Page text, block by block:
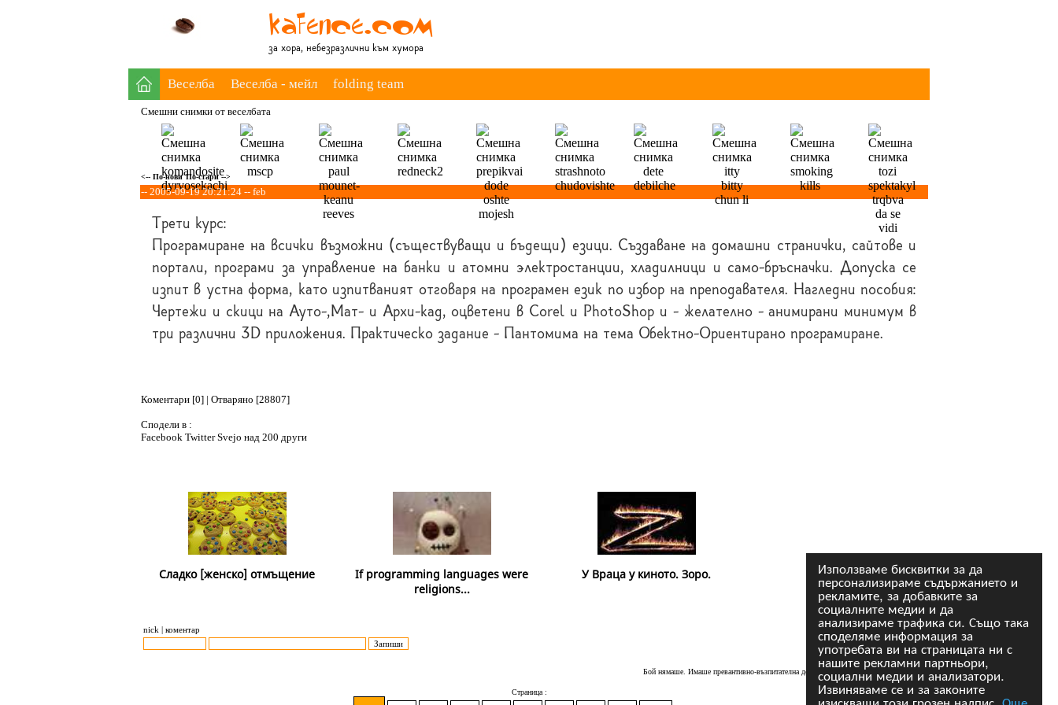
Използваме бисквитки за да
персонализираме съдържанието и
рекламите, за добавките за
социалните медии и да
анализираме трафика си. Също така
споделяме информация за
употребата ви на страницата ни с
нашите рекламни партньори,
социални медии и анализатори.
Извиняваме се и за законите
за хора, небезразлични към хумора
Веселба Веселба - мейл folding team
Смешни снимки от веселбата
<-- По-нови По-стари -->
-- 2005-09-19 20:21:24 -- feb
Трети курс:
Програмиране на всички възможни (съществуващи и бъдещи) езици. Създаване на домашни странички, сайтове и
портали, програми за управление на банки и атомни электростанции, хладилници и само-бръсначки. Допуска се
изпит в устна форма, като изпитваният отговаря на програмен език по избор на преподавателя. Нагледни пособия:
Чертежи и скици на Ауто-,Мат- и Архи-кад, оцветени в Corel и PhotoShop и - желателно - анимирани минимум в
три различни 3D приложения. Практическо задание - Пантомима на тема Обектно-Ориентирано програмиране.
Коментари [0] | Отваряно [28807]
Сподели в :
Facebook TwitterSvejo над 200 други
Сладко [женско] отмъщение
If programming languages were
religions...
У Враца у киното. Зоро.
nick | коментар
Бой нямаше. Имаше превантивно-възпитателна дейност, извършена с голяма динамика
---- naso
Страница :